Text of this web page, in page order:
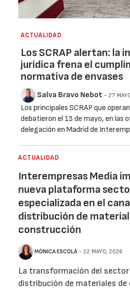
ACTUALIDAD
Los SCRAP alertan: la
jurídica frena el
normativa de envases
Salva Bravo Nebot - 27
Los principales SCRAP que
debatieron el 13 de mayo, en las
delegación en Madrid de
ACTUALIDAD
Interempresas Media
nueva plataforma
especializada en el
distribución de
construcción
MÒNICA ESCOLÀ - 22 MAYO, 2026
La transformación del sector
distribución de materiales